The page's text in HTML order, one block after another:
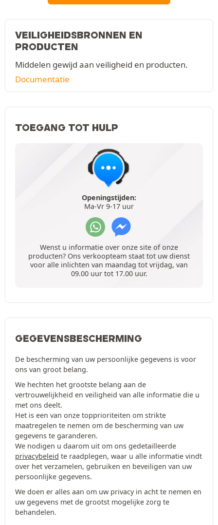
VEILIGHEIDSBRONNEN EN
PRODUCTEN
Middelen gewijd aan veiligheid en producten.
Documentatie
TOEGANG TOT HULP
Openingstijden:
Ma-Vr 9-17 uur
Wenst u informatie over onze site of onze
producten? Ons verkoopteam staat tot uw dienst
voor alle inlichten van maandag tot vrijdag, van
09.00 uur tot 17.00 uur.
GEGEVENSBESCHERMING
De bescherming van uw persoonlijke gegevens is voor
ons van groot belang.
We hechten het grootste belang aan de
vertrouwelijkheid en veiligheid van alle informatie die u
met ons deelt.
Het is een van onze topprioriteiten om strikte
maatregelen te nemen om de bescherming van uw
gegevens te garanderen.
We nodigen u daarom uit om ons gedetailleerde
privacybeleid te raadplegen, waar u alle informatie vindt
over het verzamelen, gebruiken en beveiligen van uw
persoonlijke gegevens.
We doen er alles aan om uw privacy in acht te nemen en
uw gegevens met de grootst mogelijke zorg te
behandelen.